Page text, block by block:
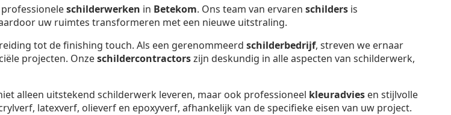
schilderwerken in Betekom. Ons team van ervaren schilders is
uw ruimtes transformeren met een nieuwe uitstraling.
tot de finishing touch. Als een gerenommeerd schilderbedrijf, streven we ernaar
projecten. Onzeschildercontractorszijn deskundig in alle aspecten van schilderwerk,
alleen uitstekend schilderwerk leveren, maar ook professioneel kleuradvies en stijlvolle
latexverf, olieverf en epoxyverf, afhankelijk van de specifieke eisen van uw project.